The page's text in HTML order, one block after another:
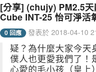
[分享] (chujy) PM2.5
Cube INT-25 怡可淨活
0 回應 發表於 2018-04-10
疑？為什麼大家今天
僕人也更愛我們了！
心愛的毛小孩（皇上